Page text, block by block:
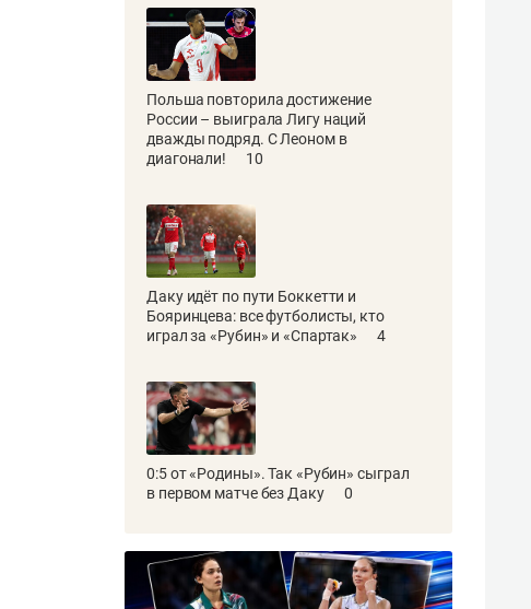
Польша повторила достижение
России – выиграла Лигу наций
дважды подряд. С Леоном в
диагонали!
10
Даку идёт по пути Боккетти и
Бояринцева: все футболисты, кто
играл за «Рубин» и «Спартак»
4
0:5 от «Родины». Так «Рубин» сыграл
в первом матче без Даку
0